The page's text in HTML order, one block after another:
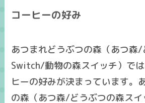
コーヒーの好み
あつまれどうぶつの森（あつ森
Switch/動物の森スイッチ）で
ヒーの好みが決まっています。
の森（あつ森/どうぶつの森ス